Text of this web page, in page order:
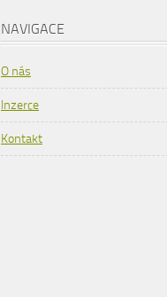
NAVIGACE
O nás
Inzerce
Kontakt